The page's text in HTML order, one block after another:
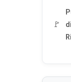
🚩
di